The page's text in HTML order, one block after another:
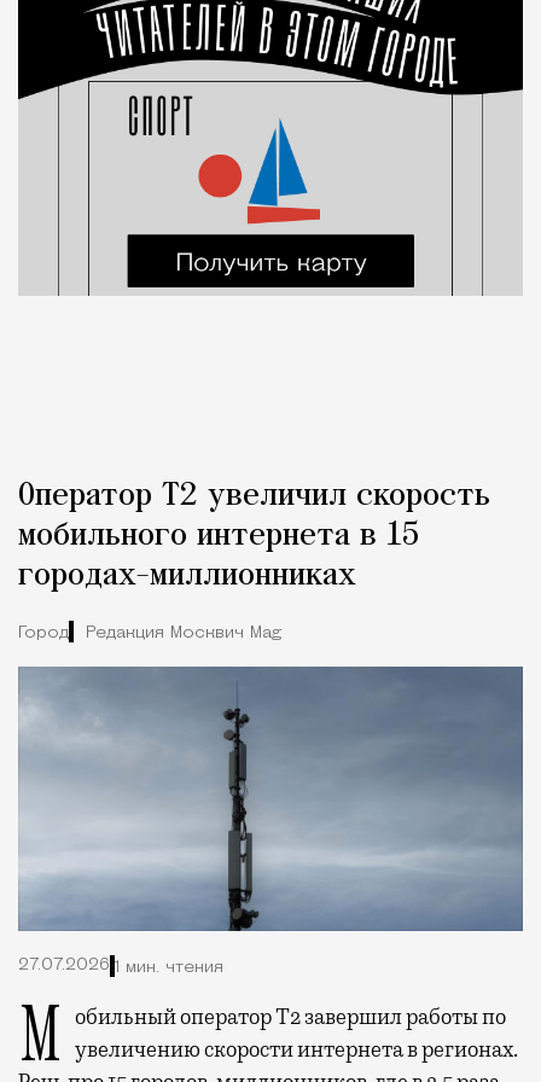
Оператор Т2 увеличил скорость
мобильного интернета в 15
городах-миллионниках
Город Редакция Москвич Mag
27.07.2026 1 мин. чтения
Мобильный оператор Т2 завершил работы по увеличению скорости интернета в регионах.